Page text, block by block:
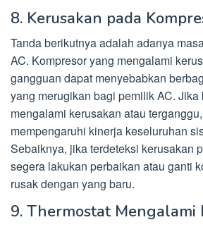
8. Kerusakan pada
Tanda berikutnya adalah adanya
AC. Kompresor yang mengalami
gangguan dapat menyebabkan
yang merugikan bagi pemilik AC. Jika
mengalami kerusakan atau
mempengaruhi kinerja keseluruhan
Sebaiknya, jika terdeteksi kerusakan
segera lakukan perbaikan atau ganti
rusak dengan yang baru.
9. Thermostat Mengalami